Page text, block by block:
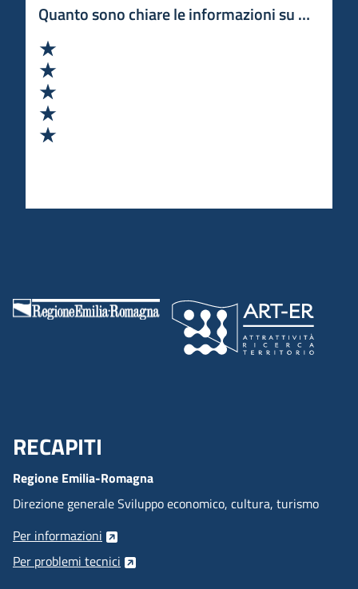
Quanto sono chiare le informazioni su questa
Menu Footer
RECAPITI
Regione Emilia-Romagna
Direzione generale Sviluppo economico, cultura, turismo
Per informazioni
Per problemi tecnici